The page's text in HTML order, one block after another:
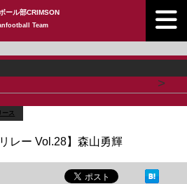
ール部CRIMSON
Team
>
ース
レー Vol.28】森山勇輝